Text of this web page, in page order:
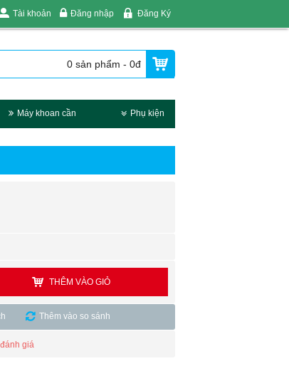
Tài khoản Đăng nhập Đăng Ký
0 sản phẩm - 0đ
Máy khoan cần Phụ kiện
THÊM VÀO GIỎ
Thêm vào so sánh
giá